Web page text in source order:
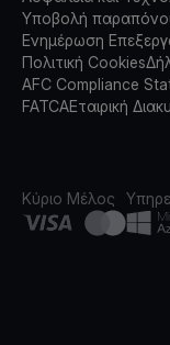
Υποβολή
Ενημέρωση
Πολιτική Cookies
AFC Compliance
FATCAΕταιρική
Κύριο Μέλος